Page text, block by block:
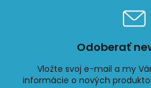
Odoberať
Vložte svoj e-mail a my
informácie o nových